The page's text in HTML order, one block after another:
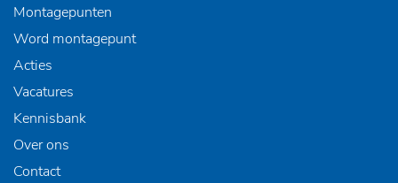
Montagepunten
Word montagepunt
Acties
Vacatures
Kennisbank
Over ons
Contact